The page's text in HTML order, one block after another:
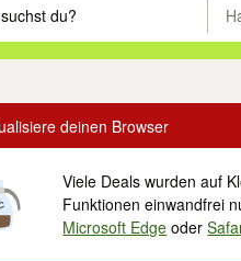
eingeben. Eingabetaste
deinen Browser
Viele Deals wurden auf
Funktionen einwandfrei
Microsoft Edge oder